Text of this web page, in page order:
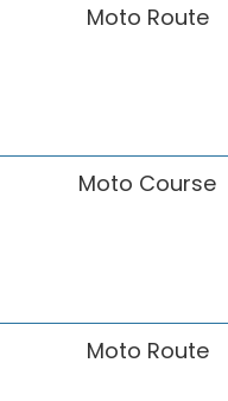
Moto Route
Moto Course
Moto Route